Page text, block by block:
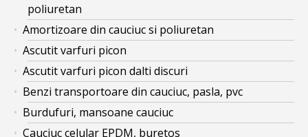
poliuretan
Amortizoare din cauciuc si poliuretan
Ascutit varfuri picon
Ascutit varfuri picon dalti discuri
Benzi transportoare din cauciuc, pasla, pvc
Burdufuri, mansoane cauciuc
Cauciuc celular EPDM, buretos